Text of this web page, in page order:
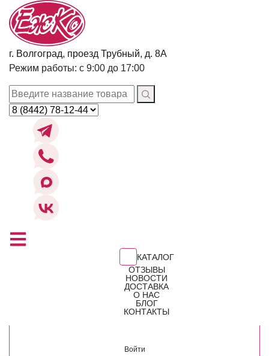
г. Волгоград, проезд Трубный, д. 8А
Режим работы: с 9:00 до 17:00
КАТАЛОГ
ОТЗЫВЫ
НОВОСТИ
ДОСТАВКА
О НАС
БЛОГ
КОНТАКТЫ
Войти